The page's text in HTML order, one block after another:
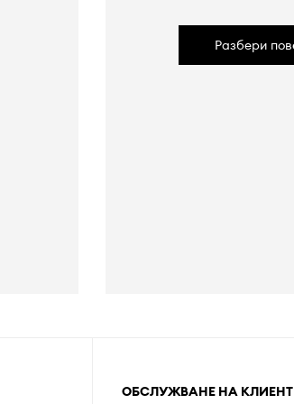
Разбери
ОБСЛУЖВАНЕ НА